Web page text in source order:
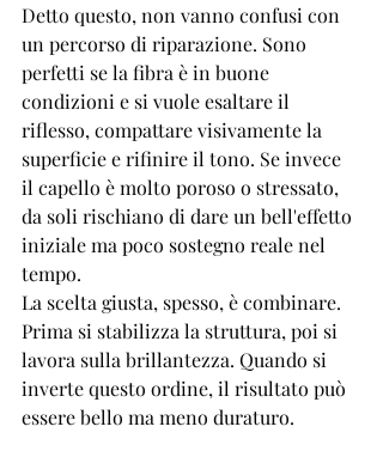
Detto questo, non vanno confusi con
un percorso di riparazione. Sono
perfetti se la fibra è in buone
condizioni e si vuole esaltare il
riflesso, compattare visivamente la
superficie e rifinire il tono. Se invece
il capello è molto poroso o stressato,
da soli rischiano di dare un bell'effetto
iniziale ma poco sostegno reale nel
tempo.
La scelta giusta, spesso, è combinare.
Prima si stabilizza la struttura, poi si
lavora sulla brillantezza. Quando si
inverte questo ordine, il risultato può
essere bello ma meno duraturo.